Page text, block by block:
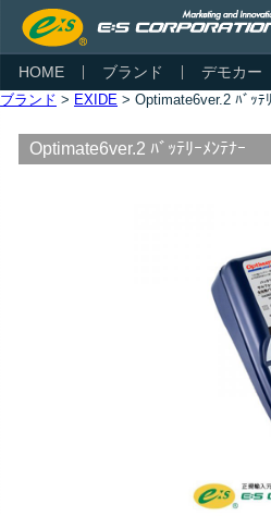
HOME ブランド デモカー
ブランド > EXIDE > Optimate6ver.2 ﾊﾞｯﾃ
Optimate6ver.2 ﾊﾞｯﾃﾘｰﾒﾝﾃﾅｰ